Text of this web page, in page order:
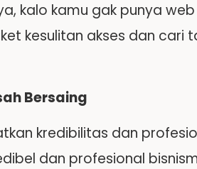
kalo kamu gak punya
kesulitan akses dan cari
Bersaing
kredibilitas dan
dan profesional